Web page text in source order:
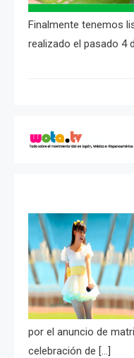
Finalmente tenemos
realizado el pasado 4
por el anuncio de
celebración de […]